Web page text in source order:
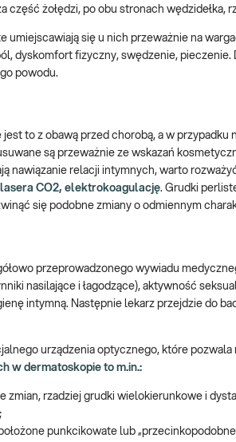
żołędzi, po obu stronach wędzidełka,
umiejscawiają się u nich przeważnie na
dyskomfort fizyczny, swędzenie,
powodu.
to z obawą przed chorobą, a w przypadku
są przeważnie ze wskazań
nawiązanie relacji intymnych, warto
CO2, elektrokoagulację. Grudki
się podobne zmiany o odmiennym
przeprowadzonego wywiadu
nasilające i łagodzące), aktywność
intymną. Następnie lekarz przejdzie do
urządzenia optycznego, które pozwala
w dermatoskopie to m.in.:
zmian, rzadziej grudki wielokierunkowe i
punkcikowate lub